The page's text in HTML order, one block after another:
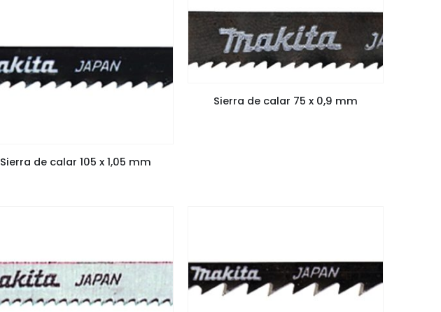
Sierra de calar 105 x 1,05 mm
Sierra de calar 75 x 0,9 mm